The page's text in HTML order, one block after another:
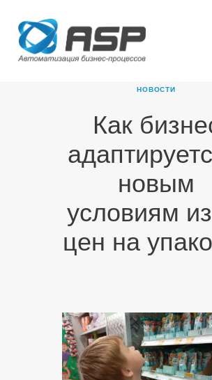
НОВОСТИ
Как
новым
условиям
цен на
ГЛАВНАЯ
О КОМПАНИИ
НОВОСТИ
КАРЬЕРА
ПАРТНЕРЫ
КОНТАКТЫ